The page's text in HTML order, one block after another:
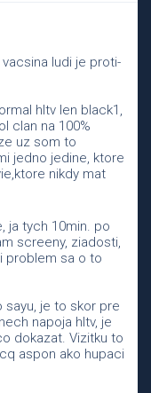
ludi je proti-
hltv len black1,
clan na 100%
uz som to
jedno jedine, ktore
nikdy mat
ja tych 10min. po
screeny, ziadosti,
problem sa o to
je to skor pre
napoja hltv, je
dokazat. Vizitku to
aspon ako hupaci